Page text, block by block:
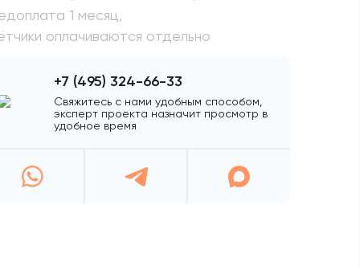
1 месяц,
оплачиваются отдельно
+7 (495) 324-66-33
Свяжитесь с нами удобным способом,
эксперт проекта назначит просмотр в
удобное время